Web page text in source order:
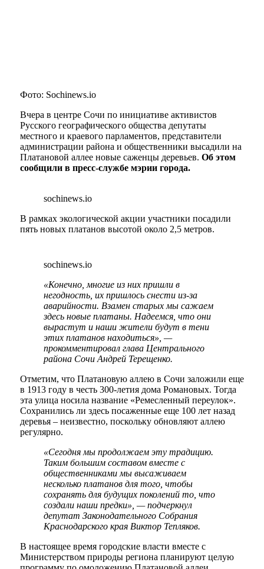
Фото: Sochinews.io
Вчера в центре Сочи по инициативе активистов
Русского географического общества депутаты
местного и краевого парламентов, представители
администрации района и общественники высадили на
Платановой аллее новые саженцы деревьев. Об этом
сообщили в пресс-службе мэрии города.
sochinews.io
В рамках экологической акции участники посадили
пять новых платанов высотой около 2,5 метров.
sochinews.io
«Конечно, многие из них пришли в
негодность, их пришлось снести из-за
аварийности. Взамен старых мы сажаем
здесь новые платаны. Надеемся, что они
вырастут и наши жители будут в тени
этих платанов находиться», —
прокомментировал глава Центрального
района Сочи Андрей Терещенко.
Отметим, что Платановую аллею в Сочи заложили еще
в 1913 году в честь 300-летия дома Романовых. Тогда
эта улица носила название «Ремесленный переулок».
Сохранились ли здесь посаженные еще 100 лет назад
деревья – неизвестно, поскольку обновляют аллею
регулярно.
«Сегодня мы продолжаем эту традицию.
Таким большим составом вместе с
общественниками мы высаживаем
несколько платанов для того, чтобы
сохранять для будущих поколений то, что
создали наши предки», — подчеркнул
депутат Законодательного Собрания
Краснодарского края Виктор Тепляков.
В настоящее время городские власти вместе с
Министерством природы региона планируют целую